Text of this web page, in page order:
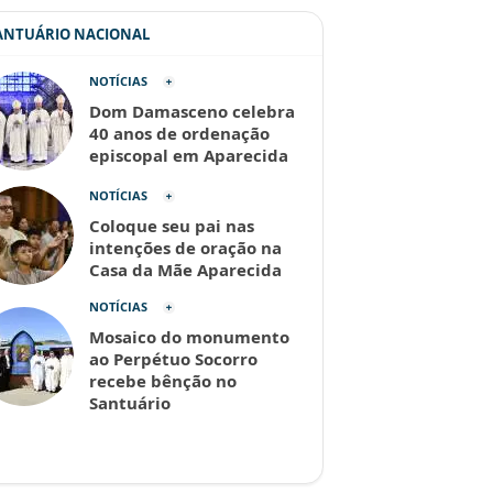
NACIONAL
NOTÍCIAS
Dom Damasceno celebra
40 anos de ordenação
episcopal em Aparecida
NOTÍCIAS
Coloque seu pai nas
intenções de oração na
Casa da Mãe Aparecida
NOTÍCIAS
Mosaico do monumento
ao Perpétuo Socorro
recebe bênção no
Santuário